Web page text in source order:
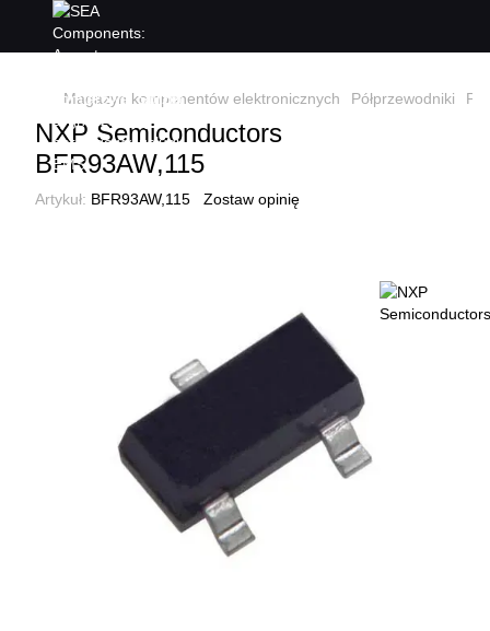
Magazyn komponentów elektronicznych Półprzewodniki
NXP Semiconductors
BFR93AW,115
Artykuł: BFR93AW,115 Zostaw opinię